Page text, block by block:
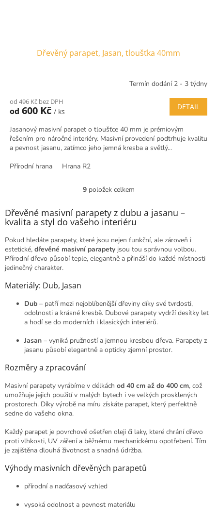
Dřevěný parapet, Jasan, tloušťka 40mm
Termín dodání 2 - 3 týdny
od 496 Kč bez DPH
od 600 Kč / ks
DETAIL
Jasanový masivní parapet o tloušťce 40 mm je prémiovým
řešením pro náročné interiéry. Masivní provedení podtrhuje kvalitu
a pevnost jasanu, zatímco jeho jemná kresba a světlý...
Přírodní hrana
Hrana R2
O
l
á
a
c
í
y
v
ý
i
s
9položek celkem
Dřevěné masivní parapety z dubu a jasanu –
kvalita a styl do vašeho interiéru
Pokud hledáte parapety, které jsou nejen funkční, ale zároveň i
estetické, dřevěné masivní parapety jsou tou správnou volbou.
Přírodní dřevo působí teple, elegantně a přináší do každé místnosti
jedinečný charakter.
Materiály: Dub, Jasan
Dub – patří mezi nejoblíbenější dřeviny díky své tvrdosti,
odolnosti a krásné kresbě. Dubové parapety vydrží desítky let
a hodí se do moderních i klasických interiérů.
Jasan – vyniká pružností a jemnou kresbou dřeva. Parapety z
jasanu působí elegantně a opticky zjemní prostor.
Rozměry a zpracování
Masivní parapety vyrábíme v délkách od 40 cm až do 400 cm, což
umožňuje jejich použití v malých bytech i ve velkých prosklených
prostorech. Díky výrobě na míru získáte parapet, který perfektně
sedne do vašeho okna.
Každý parapet je povrchově ošetřen oleji či laky, které chrání dřevo
proti vlhkosti, UV záření a běžnému mechanickému opotřebení. Tím
je zajištěna dlouhá životnost a snadná údržba.
Výhody masivních dřevěných parapetů
přírodní a nadčasový vzhled
vysoká odolnost a pevnost materiálu